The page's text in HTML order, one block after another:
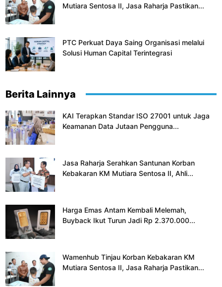
Mutiara Sentosa II, Jasa Raharja Pastikan...
PTC Perkuat Daya Saing Organisasi melalui
Solusi Human Capital Terintegrasi
Berita Lainnya
KAI Terapkan Standar ISO 27001 untuk Jaga
Keamanan Data Jutaan Pengguna...
Jasa Raharja Serahkan Santunan Korban
Kebakaran KM Mutiara Sentosa II, Ahli...
Harga Emas Antam Kembali Melemah,
Buyback Ikut Turun Jadi Rp 2.370.000...
Wamenhub Tinjau Korban Kebakaran KM
Mutiara Sentosa II, Jasa Raharja Pastikan...